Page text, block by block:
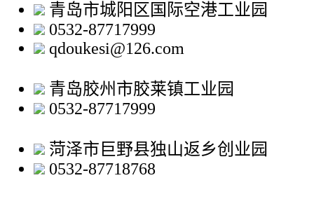
青岛市城阳区国际空港工业园
0532-87717999
qdoukesi@126.com
青岛胶州市胶莱镇工业园
0532-87717999
菏泽市巨野县独山返乡创业园
0532-87718768